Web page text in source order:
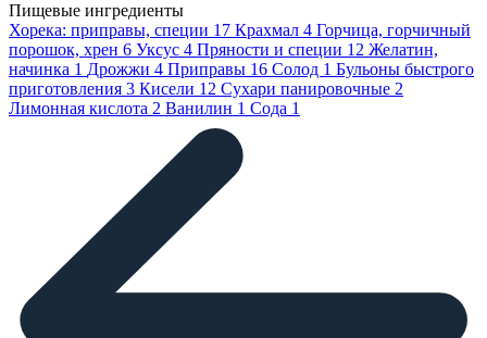
Пищевые ингредиенты
Хорека: приправы, специи 17 Крахмал 4 Горчица, горчичный
порошок, хрен 6 Уксус 4 Пряности и специи 12 Желатин,
начинка 1 Дрожжи 4 Приправы 16 Солод 1 Бульоны быстрого
приготовления 3 Кисели 12 Сухари панировочные 2
Лимонная кислота 2 Ванилин 1 Сода 1